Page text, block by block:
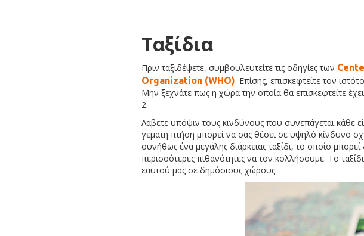
Ταξίδια
Πριν ταξιδέψετε, συμβουλευτείτε τις οδηγίες των
Organization (WHO). Επίσης, επισκεφτείτε τον
Μην ξεχνάτε πως η χώρα την οποία θα επισκεφτείτε
2.
Λάβετε υπόψιν τους κινδύνους που συνεπάγεται κάθε
γεμάτη πτήση μπορεί να σας θέσει σε υψηλό κίνδυνο
συνήθως ένα μεγάλης διάρκειας ταξίδι, το οποίο
περισσότερες πιθανότητες να τον κολλήσουμε. Το
εαυτού μας σε δημόσιους χώρους.